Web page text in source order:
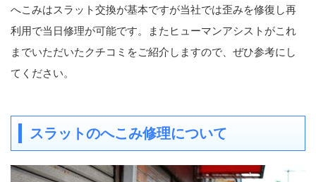
へこみはスラット交換が基本ですが当社では歪みを修復し再
利用で当日修理が可能です。またヒューマンアシストがこれ
までいただいたクチコミをご紹介しますので、ぜひ参考にし
てください。
スラットのへこみ修理について